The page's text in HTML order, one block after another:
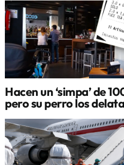
Hacen un ‘simpa’ de
pero su perro los delata